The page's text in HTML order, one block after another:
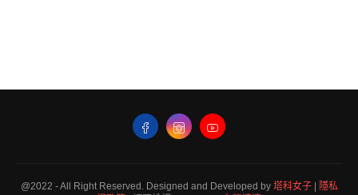
@2022 - All Right Reserved. Designed and Developed by 塔科女子|
隱私